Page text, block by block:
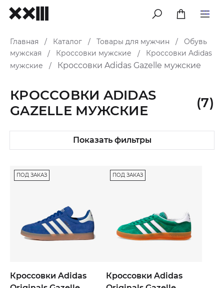
меню
Главная / Каталог / Товары для мужчин /
Обувь
мужская
/ Кроссовки мужские /
Кроссовки Adidas
мужские
/ Кроссовки Adidas Gazelle мужские
КРОССОВКИ ADIDAS
GAZELLE МУЖСКИЕ
(7)
Показать фильтры
ПОД ЗАКАЗ
Кроссовки Adidas
ПОД ЗАКАЗ
Кроссовки Adidas